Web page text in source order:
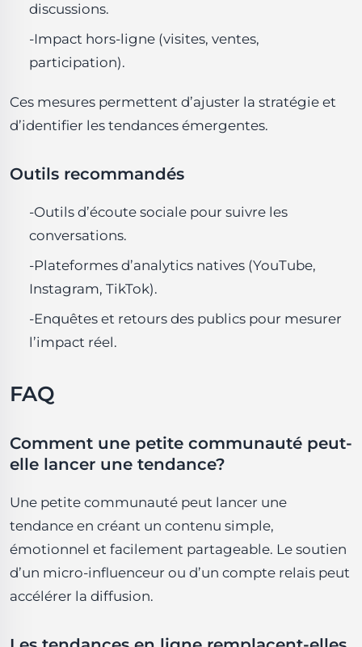
discussions.
-Impact hors-ligne (visites, ventes,
participation).
Ces mesures permettent d’ajuster la stratégie et
d’identifier les tendances émergentes.
Outils recommandés
-Outils d’écoute sociale pour suivre les
conversations.
-Plateformes d’analytics natives (YouTube,
Instagram, TikTok).
-Enquêtes et retours des publics pour mesurer
l’impact réel.
FAQ
Comment une petite communauté peut-
elle lancer une tendance?
Une petite communauté peut lancer une
tendance en créant un contenu simple,
émotionnel et facilement partageable. Le soutien
d’un micro-influenceur ou d’un compte relais peut
accélérer la diffusion.